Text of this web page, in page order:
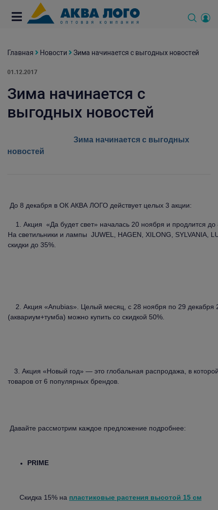
Главная Новости Зима начинается с выгодных новостей
01.12.2017
Зима начинается с
выгодных новостей
Зима начинается с выгодных
новостей
До 8 декабря в ОК АКВА ЛОГО действует целых 3 акции:
1. Акция «Да будет свет» началась 20 ноября и продлится до
На светильники и лампы JUWEL, HAGEN, XILONG, SYLVANIA,
скидки до 35%.
2. Акция «Anubias». Целый месяц, с 28 ноября по 29 декабря
(аквариум+тумба) можно купить со скидкой 50%.
3. Акция «Новый год» — это глобальная распродажа, в
товаров от 6 популярных брендов.
Давайте рассмотрим каждое предложение подробнее:
PRIME
Скидка 15% на пластиковые растения высотой 15 см